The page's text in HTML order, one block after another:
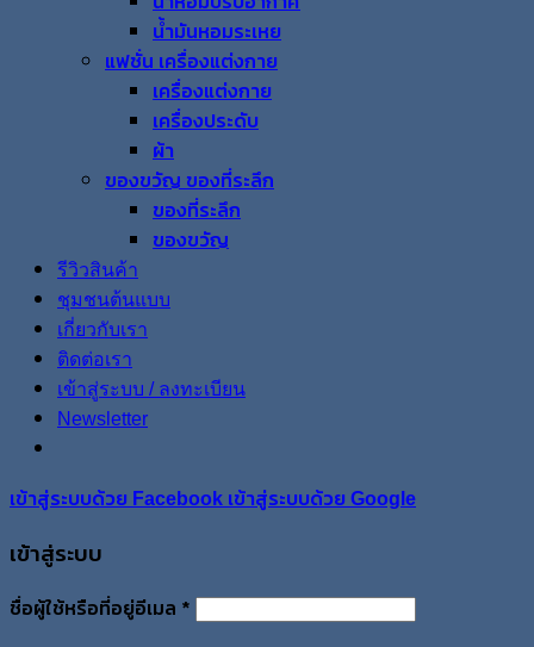
น้ำมันหอมระเหย
แฟชั่น เครื่องแต่งกาย
เครื่องแต่งกาย
เครื่องประดับ
ผ้า
ของขวัญ ของที่ระลึก
ของที่ระลึก
ของขวัญ
รีวิวสินค้า
ชุมชนต้นแบบ
เกี่ยวกับเรา
ติดต่อเรา
เข้าสู่ระบบ / ลงทะเบียน
Newsletter
เข้าสู่ระบบด้วย Facebook เข้าสู่ระบบด้วย Google
เข้าสู่ระบบ
ชื่อผู้ใช้หรือที่อยู่อีเมล * ต้องการ